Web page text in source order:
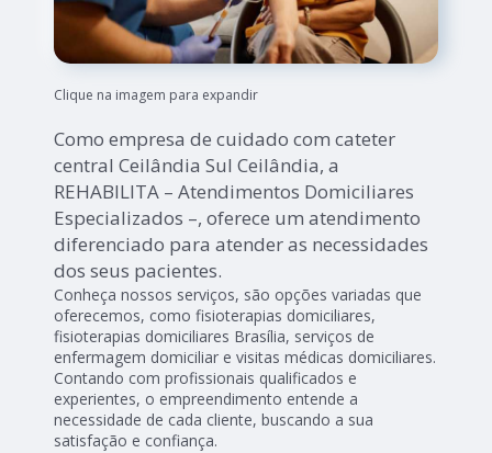
Clique na imagem para expandir
Como empresa de cuidado com cateter
central Ceilândia Sul Ceilândia, a
REHABILITA – Atendimentos Domiciliares
Especializados –, oferece um atendimento
diferenciado para atender as necessidades
dos seus pacientes.
Conheça nossos serviços, são opções variadas que
oferecemos, como fisioterapias domiciliares,
fisioterapias domiciliares Brasília, serviços de
enfermagem domiciliar e visitas médicas domiciliares.
Contando com profissionais qualificados e
experientes, o empreendimento entende a
necessidade de cada cliente, buscando a sua
satisfação e confiança.